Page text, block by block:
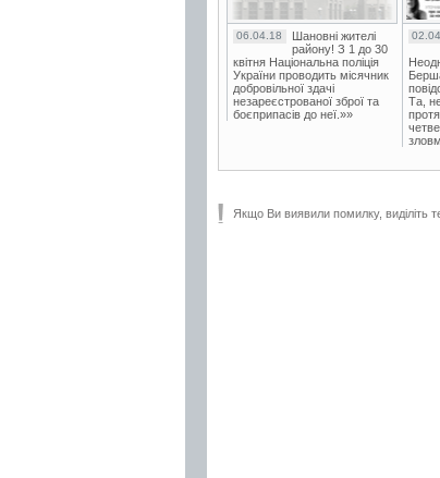
06.04.18
Шановні жителі
району! З 1 до 30
квітня Національна поліція
України проводить місячник
добровільної здачі
незареєстрованої зброї та
боєприпасів до неї.»»
Та,
Якщо Ви виявили помилку, виділіть